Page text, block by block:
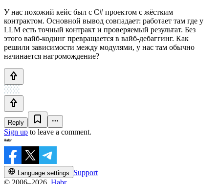
У нас похожий кейс был с C# проектом с жёстким
контрактом. Основной вывод совпадает: работает там где у
LLM есть точный контракт и проверяемый результат. Без
этого вайб-кодинг превращается в вайб-дебаггинг. Как
решили зависимости между модулями, у нас там обычно
начинается нагромождение?
Reply
Sign up to leave a comment.
Language settings
Support
© 2006–2026, Habr